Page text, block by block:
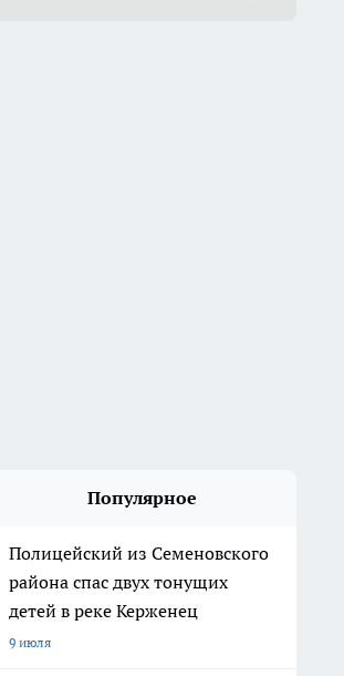
Популярное
Полицейский из Семеновского
района спас двух тонущих
детей в реке Керженец
9 июля